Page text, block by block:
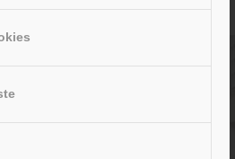
LFP Akku – Trinidad